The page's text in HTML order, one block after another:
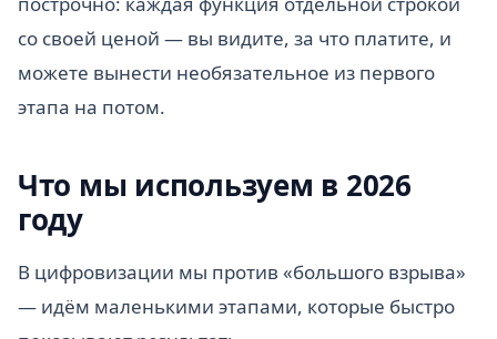
со своей ценой — вы видите, за что платите, и
можете вынести необязательное из первого
этапа на потом.
Что мы используем в 2026
году
В цифровизации мы против «большого взрыва»
— идём маленькими этапами, которые быстро